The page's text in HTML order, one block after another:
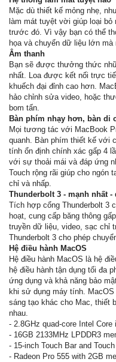
Mặc dù thiết kế mỏng nhẹ,
làm mát tuyệt vời giúp loại
trước đó. Vì vậy bạn có thể
họa và chuyển dữ liệu lớn
Âm thanh
Bạn sẽ được thưởng thức
nhất. Loa được kết nối trực
khuếch đại đỉnh cao hơn.
hảo chỉnh sửa video, hoặc
bom tấn.
Bàn phím nhạy hơn, bàn di
Mọi tương tác với MacBook
quanh. Bàn phím thiết kế với
tính ổn định chính xác gấp 4
với sự thoải mái và đáp ứng
Touch rộng rãi giúp cho ngón
chỉ và nhấp.
Thunderbolt 3 - mạnh nhất
Tích hợp cổng Thunderbolt 3
hoạt, cung cấp băng thông
truyền dữ liệu, video, sạc chỉ
Thunderbolt 3 cho phép
Hệ điều hành MacOS
Hệ điều hành MacOS là hệ
hệ điều hành tận dụng tối đa
ứng dụng và khả năng bảo
khi sử dụng máy tính.
sáng tạo khác cho Mac, thiết
nhau.
- 2.8GHz quad-core Intel
- 16GB 2133MHz LPDDR3
- 15-inch Touch Bar and
- Radeon Pro 555 with 2GB